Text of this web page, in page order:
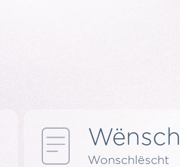
Wënsch
Wonschlëscht